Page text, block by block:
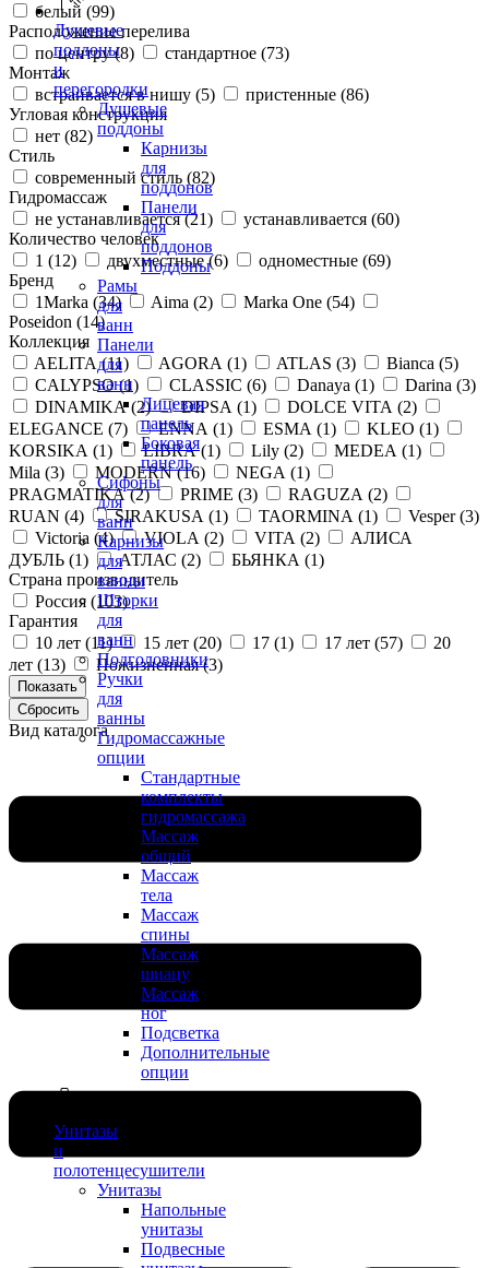
Душевые
поддоны
и
перегородки
Душевые
поддоны
Карнизы
для
поддонов
Панели
для
поддонов
Поддоны
Рамы
для
ванн
Панели
для
ванн
Лицевая
панель
Боковая
панель
Сифоны
для
ванн
Карнизы
для
ванны
Шторки
для
ванн
Подголовники
Ручки
для
ванны
Гидромассажные
опции
Стандартные
комплекты
гидромассажа
Массаж
общий
Массаж
тела
Массаж
спины
Массаж
шиацу
Массаж
ног
Подсветка
Дополнительные
опции
Унитазы
и
полотенцесушители
Унитазы
Напольные
унитазы
Подвесные
белый (99)
Расположение перелива
по центру (8) стандартное (73)
Монтаж
встраивается в нишу (5) пристенные (86)
Угловая конструкция
нет (82)
Стиль
современный стиль (82)
Гидромассаж
не устанавливается (21) устанавливается (60)
Количество человек
1 (12) двухместные (6) одноместные (69)
Бренд
1Marka (34) Aima (2) Marka One (54)
Poseidon (14)
Коллекция
AELITA (11) AGORA (1) ATLAS (3) Bianca (5)
CALYPSO (1) CLASSIC (6) Danaya (1) Darina (3)
DINAMIKA (2) DIPSA (1) DOLCE VITA (2)
ELEGANCE (7) ENNA (1) ESMA (1) KLEO (1)
KORSIKA (1) LIBRA (1) Lily (2) MEDEA (1)
Mila (3) MODERN (16) NEGA (1)
PRAGMATIKA (2) PRIME (3) RAGUZA (2)
RUAN (4) SIRAKUSA (1) TAORMINA (1) Vesper (3)
Victoria (4) VIOLA (2) VITA (2)
АЛИСА
ДУБЛЬ (1) АТЛАС (2) БЬЯНКА (1)
Страна производитель
Россия (103)
Гарантия
10 лет (11) 15 лет (20) 17 (1) 17 лет (57)
20
лет (13) Пожизненная (3)
Вид каталога